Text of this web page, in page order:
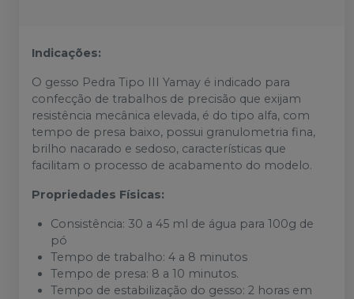
Indicações:
O gesso Pedra Tipo III Yamay é indicado para
confecção de trabalhos de precisão que exijam
resistência mecânica elevada, é do tipo alfa, com
tempo de presa baixo, possui granulometria fina,
brilho nacarado e sedoso, características que
facilitam o processo de acabamento do modelo.
Propriedades Físicas:
Consistência: 30 a 45 ml de água para 100g de
pó
Tempo de trabalho: 4 a 8 minutos
Tempo de presa: 8 a 10 minutos.
Tempo de estabilização do gesso: 2 horas em